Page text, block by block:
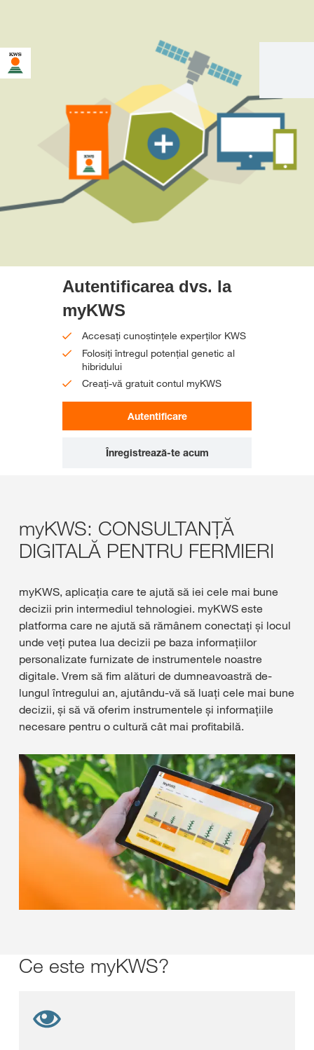
Autentificarea dvs. la
myKWS
Accesați cunoștințele experților KWS
Folosiți întregul potențial genetic al
hibridului
Creați-vă gratuit contul myKWS
Autentificare
Înregistrează-te acum
myKWS: CONSULTANȚĂ
DIGITALĂ PENTRU FERMIERI
myKWS, aplicaţia care te ajută să iei cele mai bune
decizii prin intermediul tehnologiei. myKWS este
platforma care ne ajută să rămânem conectaţi şi locul
unde veți putea lua decizii pe baza informațiilor
personalizate furnizate de instrumentele noastre
digitale. Vrem să fim alături de dumneavoastră de-
lungul întregului an, ajutându-vă să luați cele mai bune
decizii, și să vă oferim instrumentele și informațiile
necesare pentru o cultură cât mai profitabilă.
Ce este myKWS?